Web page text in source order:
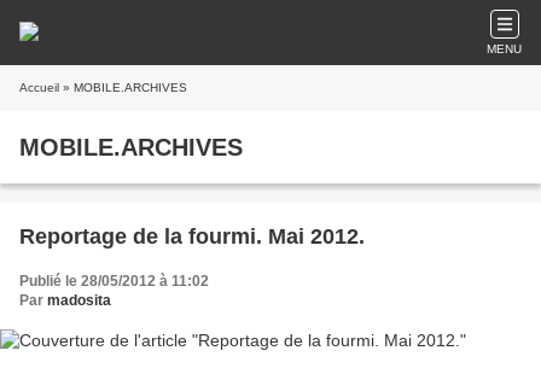
MENU
Accueil » MOBILE.ARCHIVES
MOBILE.ARCHIVES
Reportage de la fourmi. Mai 2012.
Publié le 28/05/2012 à 11:02
Par madosita